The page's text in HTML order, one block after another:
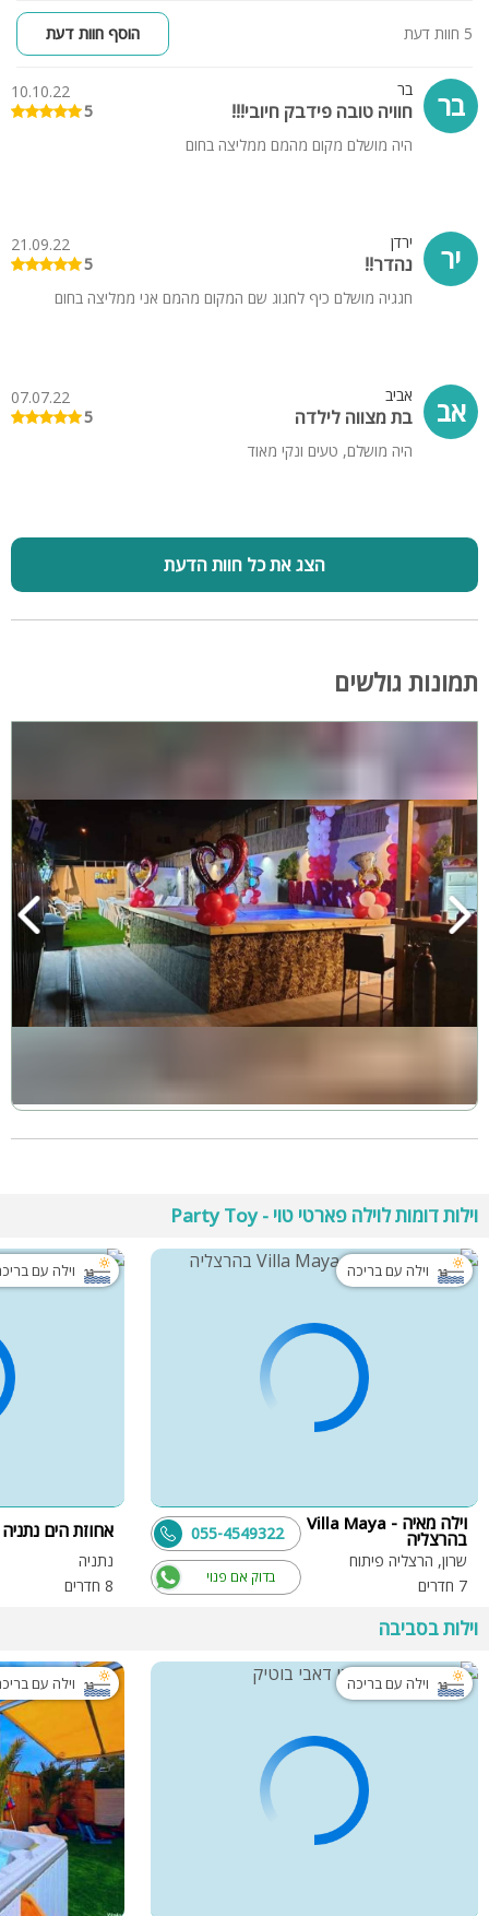
5 חוות דעת הוסף חוות דעת
בר בר
חוויה טובה פידבק חיובי!!!
10.10.22
5
היה מושלם מקום מהמם ממליצה בחום
יר ירדן
נהדר!!
21.09.22
5
חגגיה מושלם כיף לחגוג שם המקום מהמם אני ממליצה בחום
אב אביב
בת מצווה לילדה
07.07.22
5
היה מושלם, טעים ונקי מאוד
הצג את כל חוות הדעת
תמונות גולשים
וילות דומות לוילה פארטי טוי - Party Toy
וילה עם בריכה
וילה מאיה - Villa Maya
בהרצליה
שרון, הרצליה פיתוח
7 חדרים
בדוק אם פנוי
055-4549322
וילה עם
אחוזת הים נתניה
נתניה
8 חדרים
וילות בסביבה
וילה עם בריכה וילה עם